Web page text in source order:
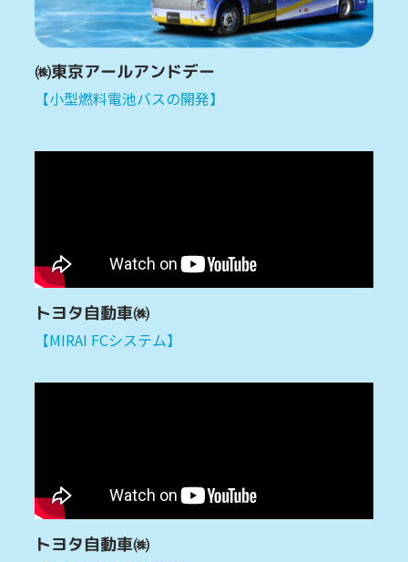
㈱東京アールアンドデー
【小型燃料電池バスの開発】
トヨタ自動車㈱
【MIRAI FCシステム】
トヨタ自動車㈱